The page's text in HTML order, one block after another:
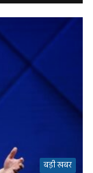
बड़ी खबर